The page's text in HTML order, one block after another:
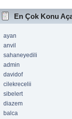
En Çok Konu
ayan
anvil
sahaneyedili
admin
davidof
cilekrecelii
sibelert
diazem
balca